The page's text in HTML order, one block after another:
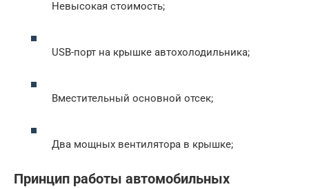
Невысокая стоимость;
USB-порт на крышке автохолодильника;
Вместительный основной отсек;
Два мощных вентилятора в крышке;
Принцип работы автомобильных